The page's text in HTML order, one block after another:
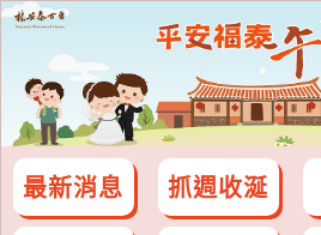
最新消息 抓週收涎